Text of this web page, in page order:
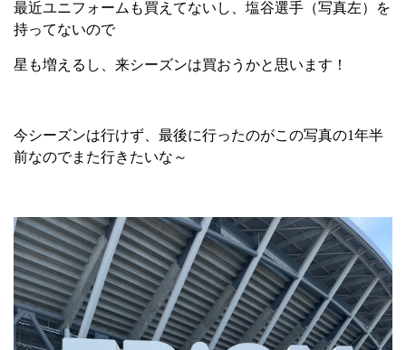
最近ユニフォームも買えてないし、塩谷選手（写真左）を
持ってないので
星も増えるし、来シーズンは買おうかと思います！
今シーズンは行けず、最後に行ったのがこの写真の1年半
前なのでまた行きたいな～